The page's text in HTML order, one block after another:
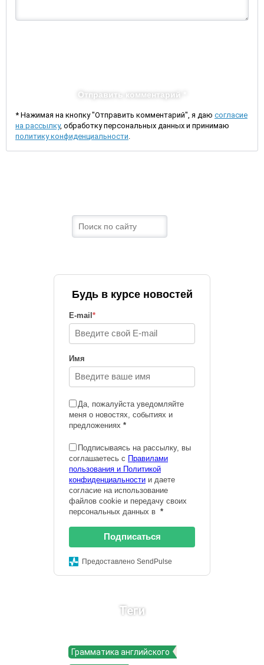
Отправить комментарий *
* Нажимая на кнопку "Отправить комментарий", я даю согласие
на рассылку, обработку персональных данных и принимаю
политику конфиденциальности
Будь в курсе новостей
E-mail *
Имя
Да, пожалуйста уведомляйте
меня о новостях, событиях и
предложениях *
Подписываясь на рассылку, вы
соглашаетесь с Правилами
пользования и Политикой
конфиденциальности и даете
согласие на использование
файлов cookie и передачу своих
персональных данных в *
Подписаться
Предоставлено SendPulse
Теги
Грамматика английского